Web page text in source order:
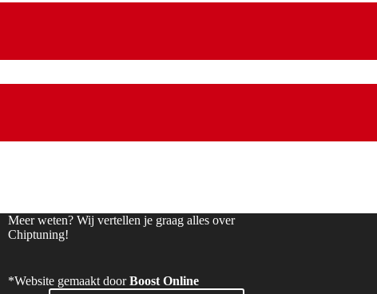
Meer weten? Wij vertellen je graag alles over
Chiptuning!
*Website gemaakt doorBoost Online